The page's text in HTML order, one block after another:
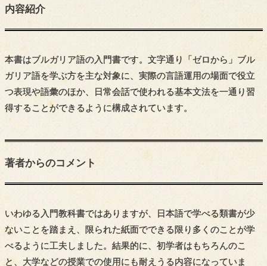
内容紹介
本書はブルガリア語の入門書です。文字通り「ゼロから」ブル
ガリア語を学ぶ方を主な対象に、実際の言語運用の場面で役立
つ表現や語彙のほか、日常会話で使われる基本文法を一通り習
得することができるように構成されています。
著者からのコメント
いわゆる入門教科書ではありますが、日本語で学べる類書が少
ないことを踏まえ、限られた紙面でできる限り多くのことが学
べるように工夫しました。結果的に、初学者はもちろんのこ
と、大学などの授業での使用にも耐えうる内容になっていま